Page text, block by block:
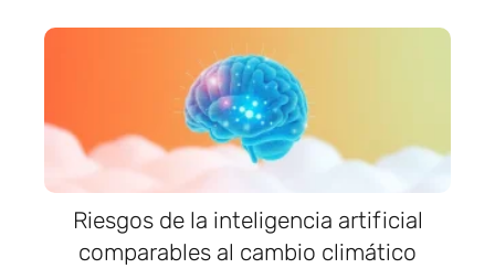
Riesgos de la inteligencia artificial
comparables al cambio climático